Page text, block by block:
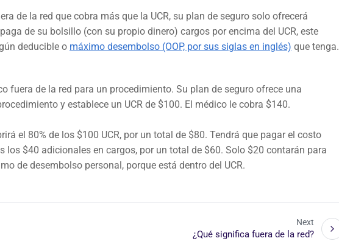
de la red que cobra más que la UCR, su plan de seguro solo ofrecerá
de su bolsillo (con su propio dinero) cargos por encima del UCR, este
deducible o máximo desembolso (OOP, por sus siglas en inglés) que tenga.
fuera de la red para un procedimiento. Su plan de seguro ofrece una
y establece un UCR de $100. El médico le cobra $140.
el 80% de los $100 UCR, por un total de $80. Tendrá que pagar el costo
los $40 adicionales en cargos, por un total de $60. Solo $20 contarán para
de desembolso personal, porque está dentro del UCR.
Next
¿Qué significa fuera de la red?